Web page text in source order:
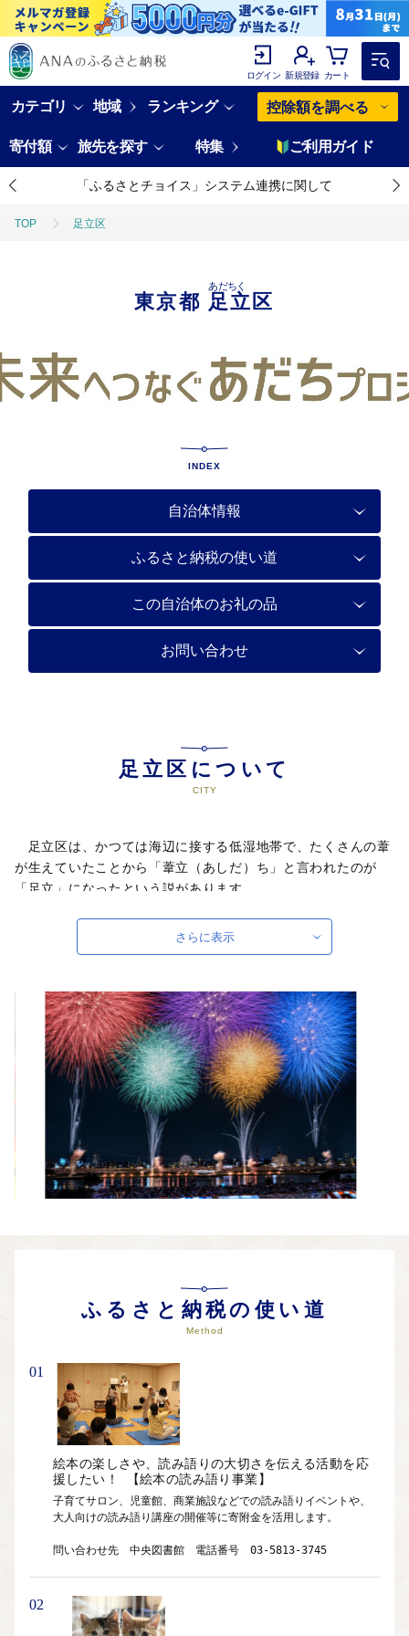
ログイン 新規登録 カート
カテゴリ 地域 ランキング 控除額を調べる
寄付額 旅先を探す 特集 ご利用ガイド
「ふるさとチョイス」システム連携に関して
TOP 足立区
東京都 足立区
あだちく
INDEX
自治体情報
ふるさと納税の使い道
この自治体のお礼の品
お問い合わせ
足立区について
足立区は、かつては海辺に接する低湿地帯で、たくさんの葦
が生えていたことから「葦立（あしだ）ち」と言われたのが
「足立」になったという説があります。
一の宿場として「千住宿」が設けられ、松尾芭蕉の「『奥の細
道』旅立ちの地」にもなった「千住」からでした。明治以降
人口も増加していきました。
現在、北千住のまちは昔ながらの路地や銭湯、祭りなどの下
町情緒を残す一方で、6つの大学が集中し、若者や女性に人気
の店や、古民家をリノベーションした個性的な店舗が増えるな
ど、古さと新しさが交じり合う人気スポットとなり、民間調査
の「穴場だと思う街ランキング」で10年連続１位を獲得してい
ほかにも、荒川をはじめとした豊かな水辺や、厄除けで有名
な西新井大師等に代表される多くの名所旧跡に恵まれた区とし
て発展を続けています。
さらに表示
ふるさと納税の使い道
Method
01
絵本の楽しさや、読み語りの大切さを伝える活動を応
援したい！ 【絵本の読み語り事業】
子育てサロン、児童館、商業施設などでの読み語りイベントや、
大人向けの読み語り講座の開催等に寄附金を活用します。
問い合わせ先　中央図書館　電話番号　03-5813-3745
02